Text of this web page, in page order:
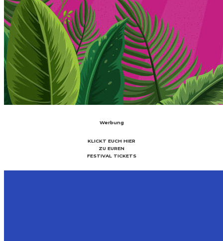
Werbung
KLICKT EUCH HIER
ZU EUREN
FESTIVAL TICKETS